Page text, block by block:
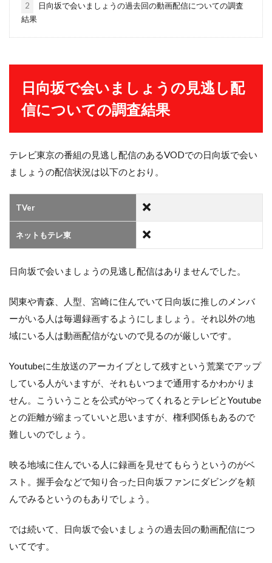
2
日向坂で会いましょうの過去回の動画配信についての調査
結果
日向坂で会いましょうの見逃し配
信についての調査結果
テレビ東京の番組の見逃し配信のあるVODでの日向坂で会い
ましょうの配信状況は以下のとおり。
TVer
ネットもテレ東
日向坂で会いましょうの見逃し配信はありませんでした。
関東や青森、人型、宮崎に住んでいて日向坂に推しのメンバ
ーがいる人は毎週録画するようにしましょう。それ以外の地
域にいる人は動画配信がないので見るのが厳しいです。
Youtubeに生放送のアーカイブとして残すという荒業でアップ
している人がいますが、それもいつまで通用するかわかりま
せん。こういうことを公式がやってくれるとテレビとYoutube
との距離が縮まっていいと思いますが、権利関係もあるので
難しいのでしょう。
映る地域に住んでいる人に録画を見せてもらうというのがベ
スト。握手会などで知り合った日向坂ファンにダビングを頼
んでみるというのもありでしょう。
では続いて、日向坂で会いましょうの過去回の動画配信につ
いてです。